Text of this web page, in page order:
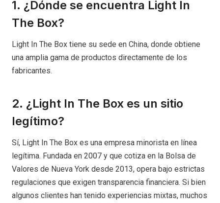
1. ¿Dónde se encuentra Light In
The Box?
Light In The Box tiene su sede en China, donde obtiene
una amplia gama de productos directamente de los
fabricantes.
2. ¿Light In The Box es un sitio
legítimo?
Sí, Light In The Box es una empresa minorista en línea
legítima. Fundada en 2007 y que cotiza en la Bolsa de
Valores de Nueva York desde 2013, opera bajo estrictas
regulaciones que exigen transparencia financiera. Si bien
algunos clientes han tenido experiencias mixtas, muchos